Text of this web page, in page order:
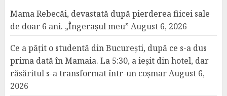
Mama Rebecăi, devastată după pierderea fiicei sale
de doar 6 ani. „Îngerașul meu” August 6, 2026
Ce a pățit o studentă din București, după ce s-a dus
prima dată în Mamaia. La 5:30, a ieșit din hotel, dar
răsăritul s-a transformat într-un coșmarAugust 6,
2026